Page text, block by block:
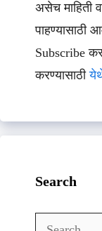
असेच माहिती
पाहण्यासाठी
Subscribe
करण्यासाठी
Search
Search